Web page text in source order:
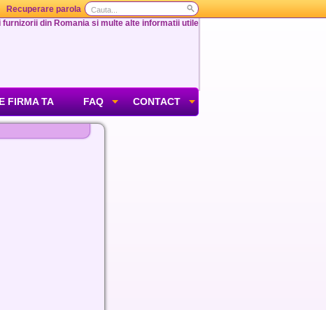
Recuperare parola
din Romania si multe alte informatii utile
FIRMA TA FAQ CONTACT